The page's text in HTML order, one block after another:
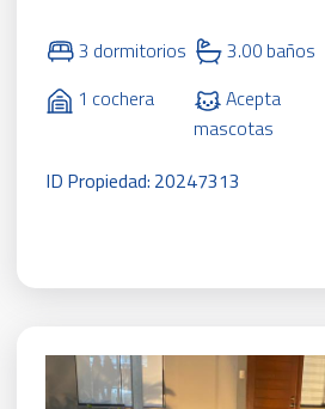
3 dormitorios 3.00 baños
1 cochera
Acepta
mascotas
ID Propiedad: 20247313